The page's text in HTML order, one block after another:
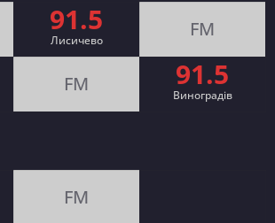
91.5
Лисичево FM
FM 91.5
Виноградів
FM